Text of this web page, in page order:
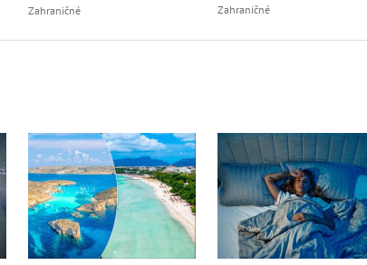
Zahraničné Zahraničné